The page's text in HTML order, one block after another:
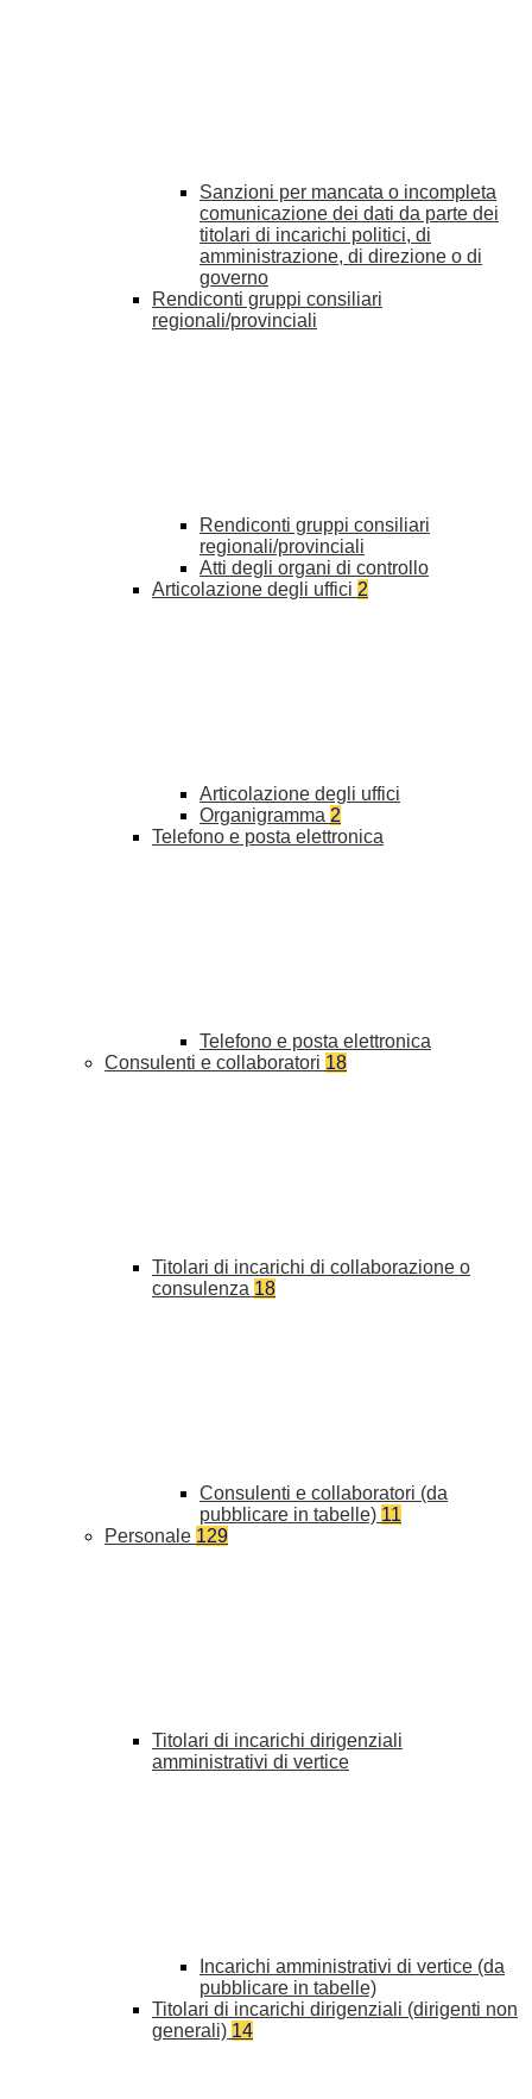
Sanzioni per mancata o incompleta
comunicazione dei dati da parte dei
titolari di incarichi politici, di
amministrazione, di direzione o di
governo
Rendiconti gruppi consiliari
regionali/provinciali
Rendiconti gruppi consiliari
regionali/provinciali
Atti degli organi di controllo
Articolazione degli uffici 2
Articolazione degli uffici
Organigramma 2
Telefono e posta elettronica
Telefono e posta elettronica
Consulenti e collaboratori 18
Titolari di incarichi di collaborazione o
consulenza 18
Consulenti e collaboratori (da
pubblicare in tabelle) 11
Personale 129
Titolari di incarichi dirigenziali
amministrativi di vertice
Incarichi amministrativi di vertice (da
pubblicare in tabelle)
Titolari di incarichi dirigenziali (dirigenti non
generali) 14